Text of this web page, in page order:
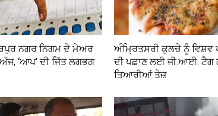
ਨਗਰ ਨਿਗਮ ਦੇ ਮੇਅਰ
‘ਆਪ’ ਦੀ ਜਿੱਤ ਲਗਭਗ
ਅੰਮ੍ਰਿਤਸਰੀ ਕੁਲਚੇ ਨੂੰ ਵਿਸ਼ਵ
ਦੀ ਪਛਾਣ ਲਈ ਜੀ.ਆਈ.
ਤਿਆਰੀਆਂ ਤੇਜ਼